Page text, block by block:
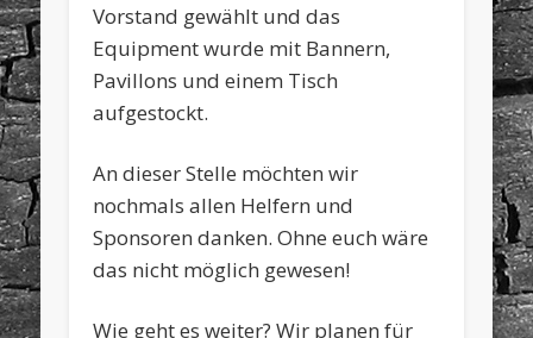
Vorstand gewählt und das
Equipment wurde mit Bannern,
Pavillons und einem Tisch
aufgestockt.
An dieser Stelle möchten wir
nochmals allen Helfern und
Sponsoren danken. Ohne euch wäre
das nicht möglich gewesen!
Wie geht es weiter? Wir planen für